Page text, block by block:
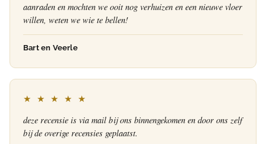
aanraden en mochten we ooit nog verhuizen en een nieuwe vloer
willen, weten we wie te bellen!
Bart en Veerle
★ ★ ★ ★ ★
deze recensie is via mail bij ons binnengekomen en door ons zelf
bij de overige recensies geplaatst.